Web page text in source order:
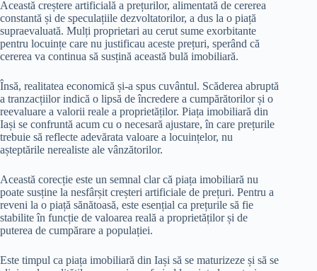
Această creștere artificială a prețurilor, alimentată de cererea
constantă și de speculațiile dezvoltatorilor, a dus la o piață
supraevaluată. Mulți proprietari au cerut sume exorbitante
pentru locuințe care nu justificau aceste prețuri, sperând că
cererea va continua să susțină această bulă imobiliară.​
Însă, realitatea economică și-a spus cuvântul. Scăderea abruptă
a tranzacțiilor indică o lipsă de încredere a cumpărătorilor și o
reevaluare a valorii reale a proprietăților. Piața imobiliară din
Iași se confruntă acum cu o necesară ajustare, în care prețurile
trebuie să reflecte adevărata valoare a locuințelor, nu
așteptările nerealiste ale vânzătorilor.​
Această corecție este un semnal clar că piața imobiliară nu
poate susține la nesfârșit creșteri artificiale de prețuri. Pentru a
reveni la o piață sănătoasă, este esențial ca prețurile să fie
stabilite în funcție de valoarea reală a proprietăților și de
puterea de cumpărare a populației.​
Este timpul ca piața imobiliară din Iași să se maturizeze și să se